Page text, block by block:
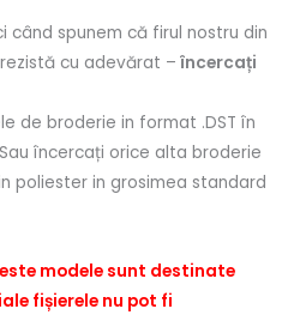
când spunem că firul nostru din
cu adevărat – încercați
de broderie in format .DST în
încercați orice alta broderie
poliester in grosimea standard
modele sunt destinate
fișierele nu pot fi